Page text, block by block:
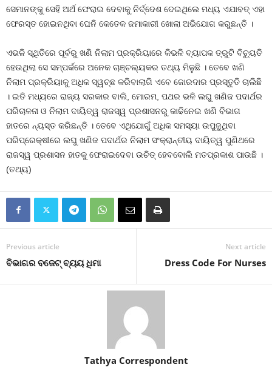
ସେମାନଙ୍କୁ ସେହି ଅର୍ଥ ଫେରାଇ ଦେବାକୁ ନିର୍ଦ୍ଦେଶ ଦେଇଥିଲେ ମଧ୍ୟ ଏଯାବତ୍‍ ଏହା
ଫେରସ୍ତ ହୋଇନଥିବା ଘେନି କେତେକ ଜମାକାରୀ ଖୋଲା ଅଭିଯୋଗ କରୁଛନ୍ତି ।
ଏଭଳି ସ୍ଥିତିରେ ପୂର୍ବରୁ ଖଣି ନିଲାମ ପ୍ରକ୍ରିୟାରେ କିଭଳି ବ୍ୟାପକ ତ୍ରୁଟି ବିଚ୍ୟୁତି
ହେଉଥିଲା ସେ ସମ୍ପର୍କରେ ଅନେକ ଚାଞ୍ଚଲ୍ୟକର ତଥ୍ୟ ମିଳୁଛି । ତେବେ ଖଣି
ନିଲାମ ପ୍ରକ୍ରିୟାକୁ ଅଧିକ ସ୍ୱଚ୍ଛ କରିବାଲାଗି ଏବେ ଜୋରଦାର ପ୍ରସ୍ତୁତି ଚାଲିଛି
। ଇତି ମଧ୍ୟରେ ରାଜ୍ୟ ସରକାର ବାଲି, ମୋରମ, ପଥର ଭଳି ଲଘୁ ଖଣିଜ ପଦାର୍ଥର
ପରିଚାଳନା ଓ ନିଲାମ ଦାୟିତ୍ୱ ରାଜସ୍ୱ ପ୍ରଶାସନରୁ କାଢିନେଇ ଖଣି ବିଭାଗ
ହାତରେ ନ୍ୟସ୍ତ କରିଛନ୍ତି । ତେବେ ଏଥିଯୋଗୁଁ ଅଧିକ ସମସ୍ୟା ଉପୁଜୁଥିବା
ପରିପ୍ରେକ୍ଷୀରେ ଲଘୁ ଖଣିଜ ପଦାର୍ଥର ନିଲାମ ସଂକ୍ରାନ୍ତୀୟ ଦାୟିତ୍ୱ ପୁଣିଥରେ
ରାଜସ୍ୱ ପ୍ରଶାସନ ହାତକୁ ଫେରାଇଦେବା ଉଚିତ୍‍ ହେବବୋଲି ମତପ୍ରକାଶ ପାଉଛି ।
(ତଥ୍ୟ)
Previous article
ବିଭାଗର ବଜେଟ୍‍ ବ୍ୟୟ ଧିମା
Next article
Dress Code For Nurses
Tathya Correspondent